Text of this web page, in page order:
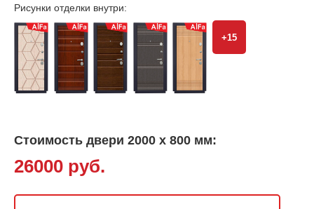
Рисунки отделки внутри:
+15
Стоимость двери 2000 х 800 мм:
26000 руб.